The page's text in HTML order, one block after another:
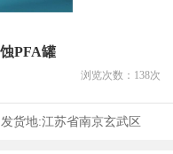
PFA罐
浏览次数： 138次
发货地:江苏省南京玄武区